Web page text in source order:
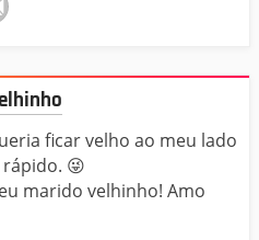
ficar velho ao meu lado
😜
marido velhinho! Amo